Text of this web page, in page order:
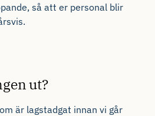
så att er personal blir
ut?
är lagstadgat innan vi går